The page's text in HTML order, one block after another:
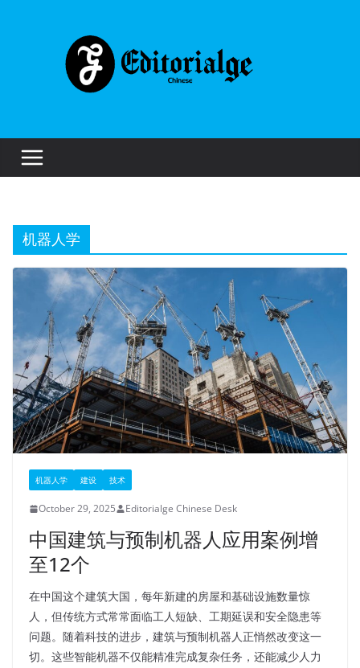
机器人学
机器人学 建设 技术
October 29, 2025 Editorialge Chinese Desk
中国建筑与预制机器人应用案例增
至12个
在中国这个建筑大国，每年新建的房屋和基础设施数量惊
人，但传统方式常常面临工人短缺、工期延误和安全隐患等
问题。随着科技的进步，建筑与预制机器人正悄然改变这一
切。这些智能机器不仅能精准完成复杂任务，还能减少人力